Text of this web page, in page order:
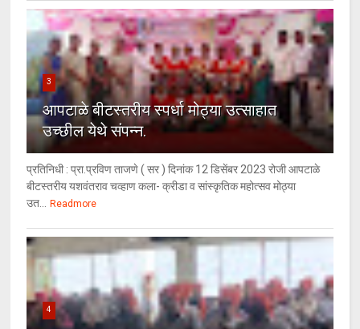
3
आपटाळे बीटस्तरीय स्पर्धा मोठ्या उत्साहात
उच्छील येथे संपन्न.
प्रतिनिधी : प्रा.प्रविण ताजणे ( सर ) दिनांक 12 डिसेंबर 2023 रोजी आपटाळे
बीटस्तरीय यशवंतराव चव्हाण कला- क्रीडा व सांस्कृतिक महोत्सव मोठ्या
उत... Readmore
4